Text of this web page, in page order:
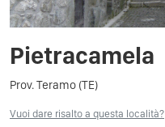
Pietracamela
Prov. Teramo (TE)
Vuoi dare risalto a questa località?